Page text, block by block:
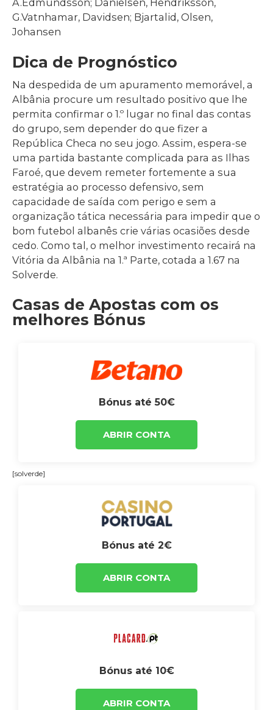
A.Edmundsson; Danielsen, Hendriksson,
G.Vatnhamar, Davidsen; Bjartalid, Olsen,
Johansen
Dica de Prognóstico
Na despedida de um apuramento memorável, a
Albânia procure um resultado positivo que lhe
permita confirmar o 1.º lugar no final das contas
do grupo, sem depender do que fizer a
República Checa no seu jogo. Assim, espera-se
uma partida bastante complicada para as Ilhas
Faroé, que devem remeter fortemente a sua
estratégia ao processo defensivo, sem
capacidade de saída com perigo e sem a
organização tática necessária para impedir que o
bom futebol albanês crie várias ocasiões desde
cedo. Como tal, o melhor investimento recairá na
Vitória da Albânia na 1.ª Parte, cotada a 1.67 na
Solverde.
Casas de Apostas com os
melhores Bónus
Bónus até 50€
ABRIR CONTA
[solverde]
Bónus até 2€
ABRIR CONTA
Bónus até 10€
ABRIR CONTA